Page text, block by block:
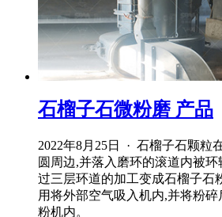
石榴子石微粉磨 产品
2022年8月25日 · 石榴子石颗粒
圆周边,并落入磨环的滚道内被
过三层环道的加工变成石榴子石
用将外部空气吸入机内,并将粉
粉机内。